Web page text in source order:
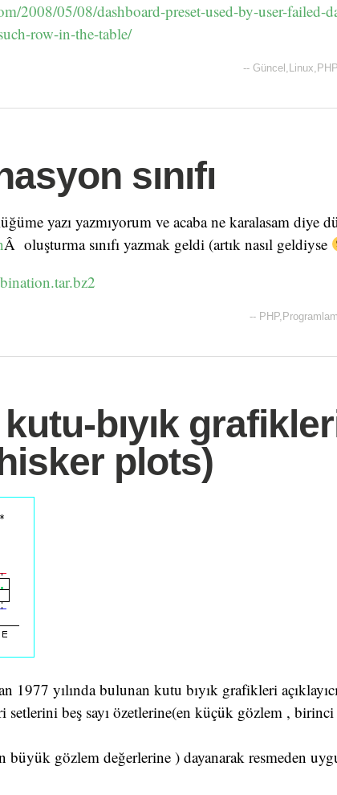
2008/05/08/dashboard-preset-used-by-user-failed-
row-in-the-table/
-- Güncel , Linux, PHP
sınıfı
yazı yazmıyorum ve acaba ne karalasam diye
Â oluşturma sınıfı yazmak geldi (artık nasıl geldiyse
-- PHP,
bıyık
plots)
1977 yılında bulunan kutu bıyık grafikleri
setlerini beş sayı özetlerine(en küçük gözlem ,
büyük gözlem değerlerine ) dayanarak resmeden